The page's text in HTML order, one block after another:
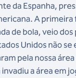
da Espanha,
A primeira
de bola, veio dos
Unidos não
pela nossa
invadiu a área em